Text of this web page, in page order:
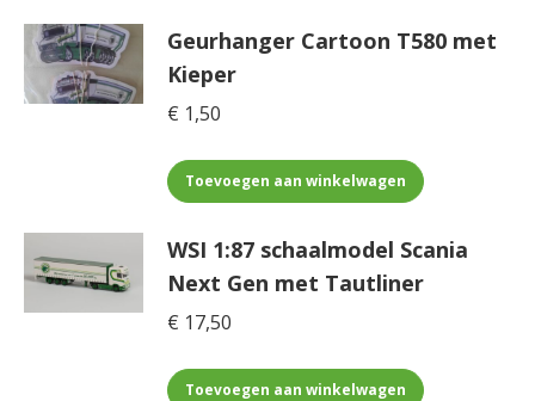
Geurhanger Cartoon T580 met
Kieper
€ 1,50
Toevoegen aan winkelwagen
WSI 1:87 schaalmodel Scania
Next Gen met Tautliner
€ 17,50
Toevoegen aan winkelwagen